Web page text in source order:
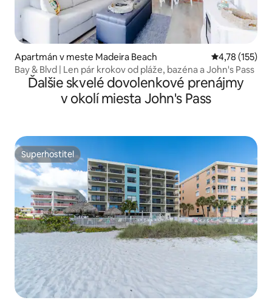
Apartmán v meste Madeira Beach Priemerné
4,78 (155)
Bay & Blvd | Len pár krokov od pláže, bazéna a John's Pass
Ďalšie skvelé dovolenkové prenájmy
v okolí miesta John's Pass
Superhostiteľ
Superhostiteľ